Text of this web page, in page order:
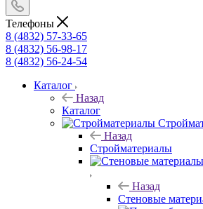
Телефоны
8 (4832) 57-33-65
8 (4832) 56-98-17
8 (4832) 56-24-54
Каталог
Назад
Каталог
Назад
Стройматериалы
Назад
Стеновые